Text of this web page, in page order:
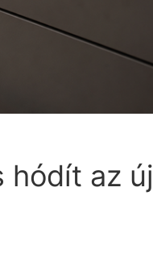
hódít az új